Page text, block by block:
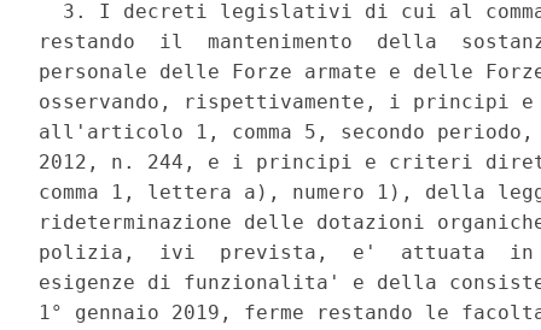
3. I decreti legislativi di cui al
restando  il  mantenimento  della
personale delle Forze armate e delle
osservando, rispettivamente, i
all'articolo 1, comma 5, secondo
2012, n. 244, e i principi e criteri
comma 1, lettera a), numero 1), della
rideterminazione delle dotazioni
polizia,  ivi  prevista,  e'  attuata  in
esigenze di funzionalita' e della
1° gennaio 2019, ferme restando le